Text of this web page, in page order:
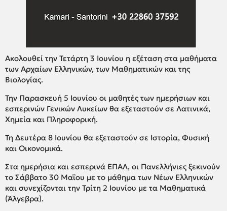
Ακολουθεί την Τετάρτη 3 Ιουνίου η εξέταση στα μαθήματα
των Αρχαίων Ελληνικών, των Μαθηματικών και της
Βιολογίας.
Την Παρασκευή 5 Ιουνίου οι μαθητές των ημερήσιων και
εσπερινών Γενικών Λυκείων θα εξεταστούν σε Λατινικά,
Χημεία και Πληροφορική.
Τη Δευτέρα 8 Ιουνίου θα εξεταστούν σε Ιστορία, Φυσική
και Οικονομικά.
Στα ημερήσια και εσπερινά ΕΠΑΛ, οι Πανελλήνιες ξεκινούν
το Σάββατο 30 Μαΐου με το μάθημα των Νέων Ελληνικών
και συνεχίζονται την Τρίτη 2 Ιουνίου με τα Μαθηματικά
(Άλγεβρα).